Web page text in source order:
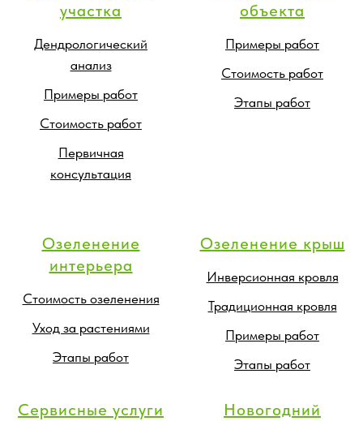
участка
Дендрологический
анализ
Примеры работ
Стоимость работ
Первичная
консультация
объекта
Примеры работ
Стоимость работ
Этапы работ
Озеленение
интерьера
Стоимость озеленения
Уход за растениями
Этапы работ
Озеленение крыш
Инверсионная кровля
Традиционная кровля
Примеры работ
Этапы работ
Сервисные услуги
Новогодний